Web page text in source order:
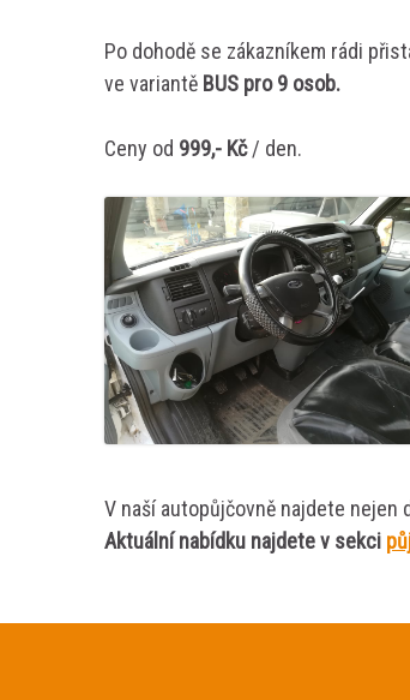
Po dohodě se zákazníkem rádi
ve variantě BUS pro 9 osob.
Ceny od 999,- Kč/ den.
V naší autopůjčovně najdete nejen
Aktuální nabídku najdete v sekci